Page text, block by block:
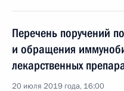
Перечень поручений
и обращения
лекарственных
20 июля 2019 года, 16:00